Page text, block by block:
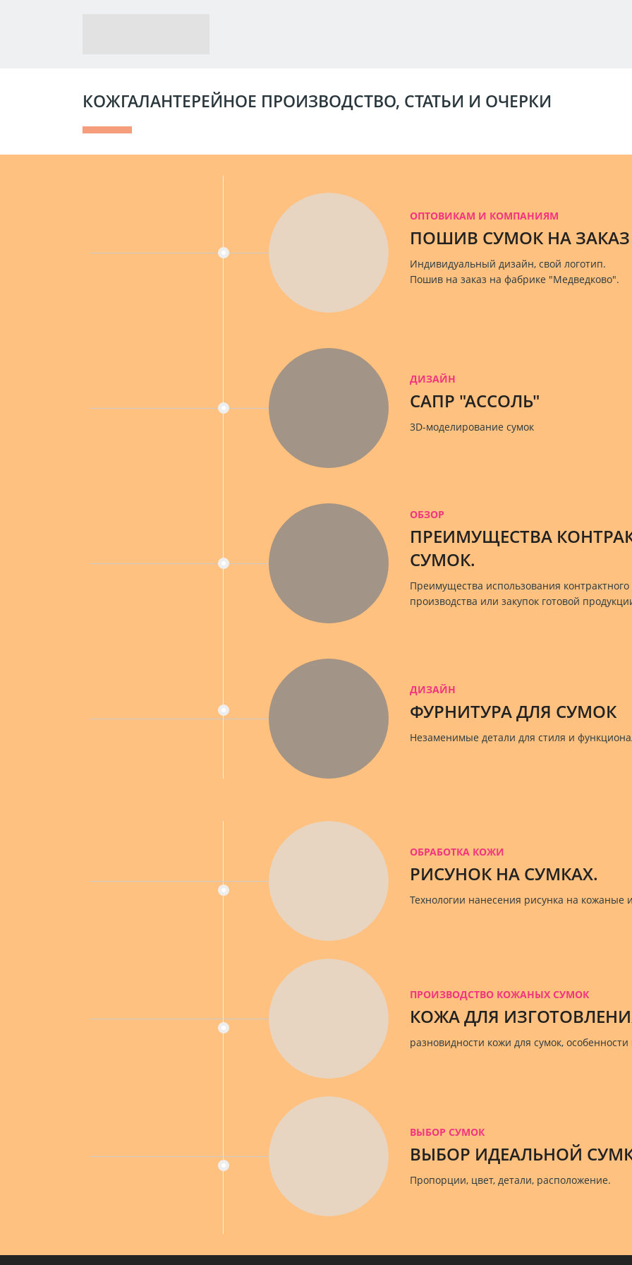
КОЖГАЛАНТЕРЕЙНОЕ ПРОИЗВОДСТВО, СТАТЬИ И ОЧЕРКИ
ОПТОВИКАМ И КОМПАНИЯМ
ПОШИВ СУМОК НА ЗАКАЗ
Индивидуальный дизайн, свой логотип.
Пошив на заказ на фабрике "Медведково".
ДИЗАЙН
САПР "АССОЛЬ"
3D-моделирование сумок
ОБЗОР
ПРЕИМУЩЕСТВА
СУМОК.
Преимущества использования
производства или закупок готовой
ДИЗАЙН
ФУРНИТУРА ДЛЯ СУМОК
Незаменимые детали для стиля и
ОБРАБОТКА КОЖИ
РИСУНОК НА СУМКАХ.
Технологии нанесения рисунка на кожаные
ПРОИЗВОДСТВО КОЖАНЫХ СУМОК
КОЖА ДЛЯ
разновидности кожи для сумок, особенности
ВЫБОР СУМОК
ВЫБОР ИДЕАЛЬНОЙ
Пропорции, цвет, детали, расположение.